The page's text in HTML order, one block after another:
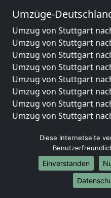
Umzüge-
Umzug von Stuttgart
Umzug von Stuttgart
Umzug von Stuttgart
Umzug von Stuttgart
Umzug von Stuttgart
Umzug von Stuttgart
Umzug von Stuttgart
Umzug von Stuttgart
Umzug von Stuttgart
Umzug von Stuttgart
Umzug von Stuttgart
Umzug von Stuttgart
Umzug von Stuttgart
Diese Internetseite
Einverstanden